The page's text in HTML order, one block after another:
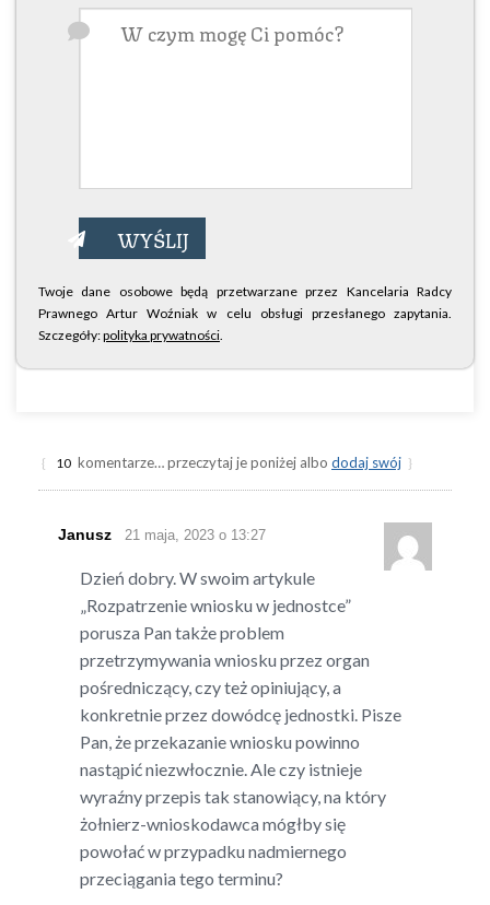
Twoje dane osobowe będą przetwarzane przez Kancelaria Radcy
Prawnego Artur Woźniak w celu obsługi przesłanego zapytania.
Szczegóły:polityka prywatności.
{ 10 komentarze… przeczytaj je poniżej albo dodaj swój }
Janusz 21 maja, 2023 o 13:27
Dzień dobry. W swoim artykule
„Rozpatrzenie wniosku w jednostce”
porusza Pan także problem
przetrzymywania wniosku przez organ
pośredniczący, czy też opiniujący, a
konkretnie przez dowódcę jednostki. Pisze
Pan, że przekazanie wniosku powinno
nastąpić niezwłocznie. Ale czy istnieje
wyraźny przepis tak stanowiący, na który
żołnierz-wnioskodawca mógłby się
powołać w przypadku nadmiernego
przeciągania tego terminu?